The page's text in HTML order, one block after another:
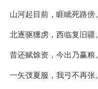
山河起目前，睚眦死路傍。
北逐驱獯虏，西临复旧疆。
昔还赋馀资，今出乃赢粮。
一矢弢夏服，我弓不再张。